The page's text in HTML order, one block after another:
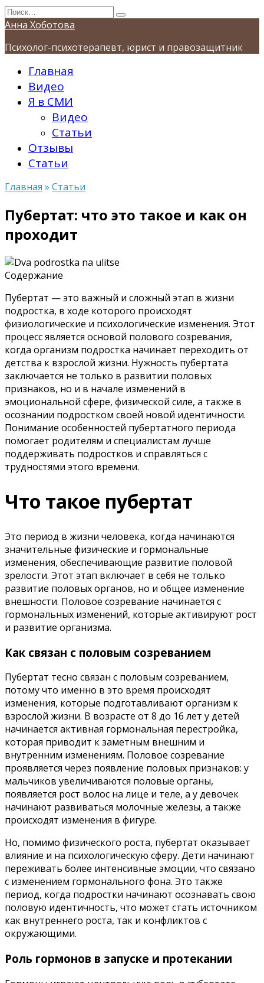
Перейти
к
Search
for:
Анна Хоботова
Психолог-психотерапевт, юрист и правозащитник
Главная
Видео
Я в СМИ
Видео
Статьи
Отзывы
Статьи
Главная » Статьи
Пубертат: что это такое и как он
проходит
Содержание
Пубертат — это важный и сложный этап в жизни
подростка, в ходе которого происходят
физиологические и психологические изменения. Этот
процесс является основой полового созревания,
когда организм подростка начинает переходить от
детства к взрослой жизни. Нужность пубертата
заключается не только в развитии половых
признаков, но и в начале изменений в
эмоциональной сфере, физической силе, а также в
осознании подростком своей новой идентичности.
Понимание особенностей пубертатного периода
помогает родителям и специалистам лучше
поддерживать подростков и справляться с
трудностями этого времени.
Что такое пубертат
Это период в жизни человека, когда начинаются
значительные физические и гормональные
изменения, обеспечивающие развитие половой
зрелости. Этот этап включает в себя не только
развитие половых органов, но и общее изменение
внешности. Половое созревание начинается с
гормональных изменений, которые активируют рост
и развитие организма.
Как связан с половым созреванием
Пубертат тесно связан с половым созреванием,
потому что именно в это время происходят
изменения, которые подготавливают организм к
взрослой жизни. В возрасте от 8 до 16 лет у детей
начинается активная гормональная перестройка,
которая приводит к заметным внешним и
внутренним изменениям. Половое созревание
проявляется через появление половых признаков: у
мальчиков увеличиваются половые органы,
появляется рост волос на лице и теле, а у девочек
начинают развиваться молочные железы, а также
происходят изменения в фигуре.
Но, помимо физического роста, пубертат оказывает
влияние и на психологическую сферу. Дети начинают
переживать более интенсивные эмоции, что связано
с изменением гормонального фона. Это также
период, когда подростки начинают осознавать свою
половую идентичность, что может стать источником
как внутреннего роста, так и конфликтов с
окружающими.
Роль гормонов в запуске и протекании